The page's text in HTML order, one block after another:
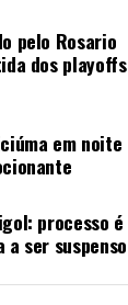
pelo Rosario
dos playoffs
em noite
processo é
ser suspenso